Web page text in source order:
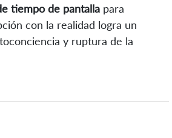
tiempo de pantalla para
con la realidad logra un
y ruptura de la